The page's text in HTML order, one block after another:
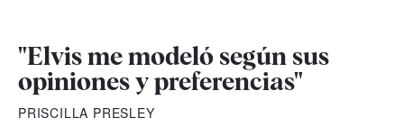
"Elvis me modeló según sus
opiniones y preferencias"
PRISCILLA PRESLEY